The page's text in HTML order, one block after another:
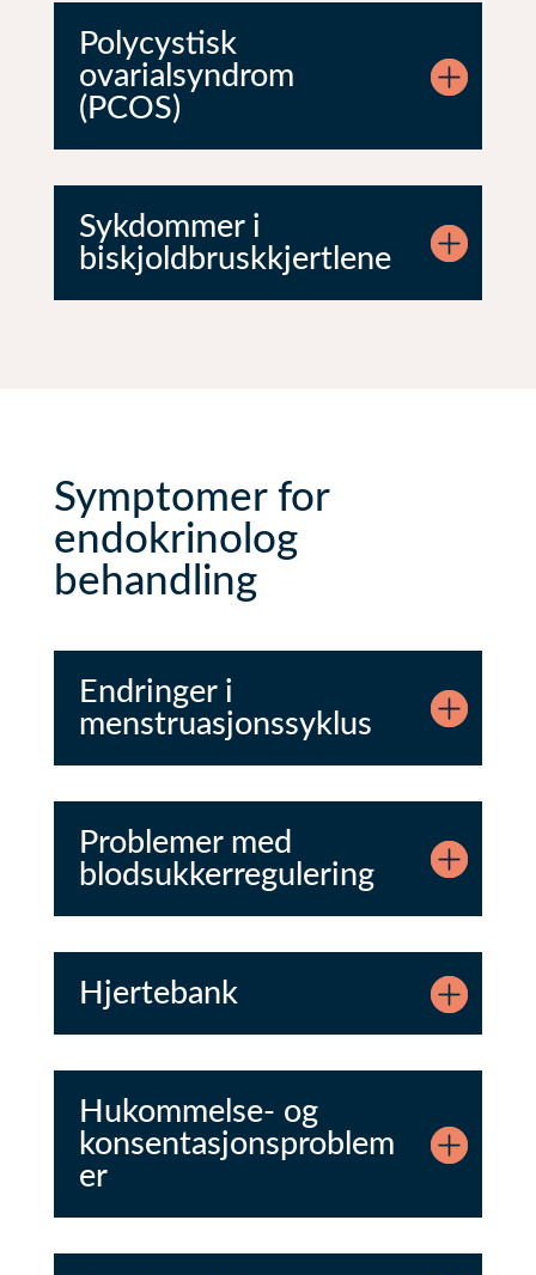
Polycystisk
ovarialsyndrom
(PCOS)
Sykdommer i
biskjoldbruskkjertlene
Symptomer for
endokrinolog
behandling
Endringer i
menstruasjonssyklus
Problemer med
blodsukkerregulering
Hjertebank
Hukommelse- og
konsentasjonsproblem
er